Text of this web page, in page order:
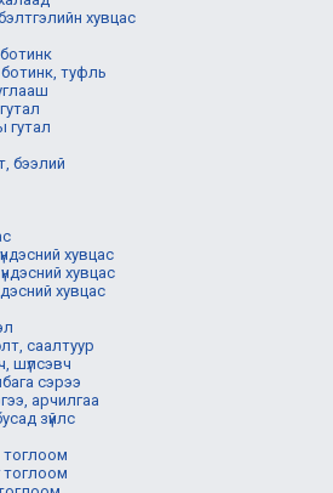
хувцас
туфль
гутал
бээлий
хувцас
хувцас
хувцас
саалтуур
шүлсэвч
сэрээ
арчилгаа
зүйлс
тоглоом
тоглоом